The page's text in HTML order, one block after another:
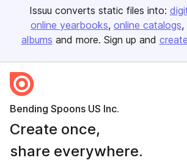
Issuu converts static files into:
online yearbooks online catalogs
albums and more. Sign up and
Bending Spoons US Inc.
Create once,
share everywhere.